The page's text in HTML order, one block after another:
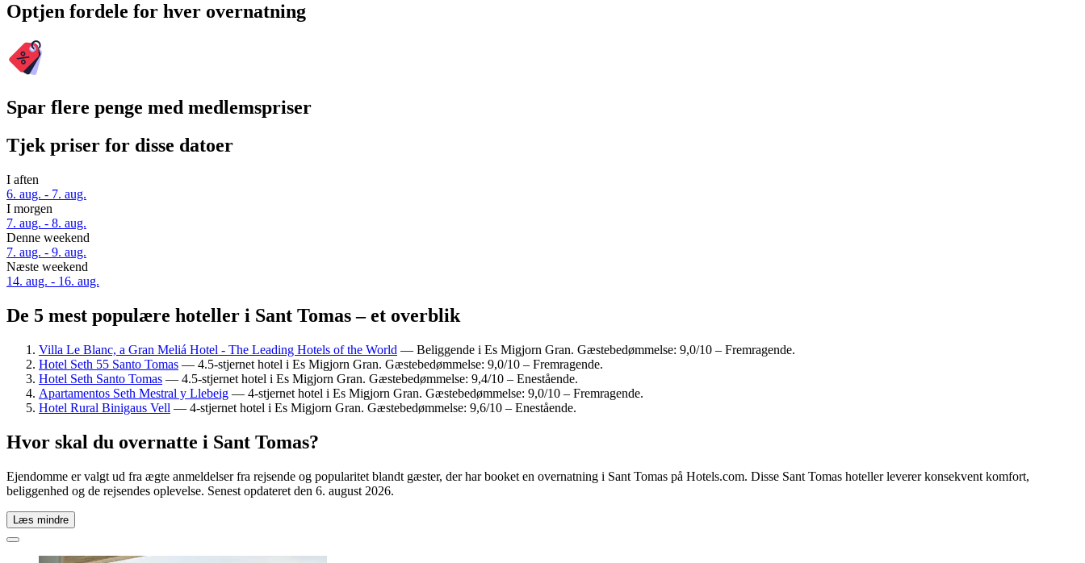
Optjen fordele for hver overnatning
Spar flere penge med medlemspriser
Tjek priser for disse datoer
I aften
6. aug. - 7. aug.
I morgen
7. aug. - 8. aug.
Denne weekend
7. aug. - 9. aug.
Næste weekend
14. aug. - 16. aug.
De 5 mest populære hoteller i Sant Tomas – et overblik
Villa Le Blanc, a Gran Meliá Hotel - The Leading Hotels of the World — Beliggende i Es Migjorn Gran. Gæstebedømmelse: 9,0/10 – Fremragende.
Hotel Seth 55 Santo Tomas — 4.5-stjernet hotel i Es Migjorn Gran. Gæstebedømmelse: 9,0/10 – Fremragende.
Hotel Seth Santo Tomas — 4.5-stjernet hotel i Es Migjorn Gran. Gæstebedømmelse: 9,4/10 – Enestående.
Apartamentos Seth Mestral y Llebeig — 4-stjernet hotel i Es Migjorn Gran. Gæstebedømmelse: 9,0/10 – Fremragende.
Hotel Rural Binigaus Vell — 4-stjernet hotel i Es Migjorn Gran. Gæstebedømmelse: 9,6/10 – Enestående.
Hvor skal du overnatte i Sant Tomas?
Ejendomme er valgt ud fra ægte anmeldelser fra rejsende og popularitet blandt gæster, der har booket en overnatning i Sant Tomas på Hotels.com. Disse Sant Tomas hoteller leverer konsekvent komfort,
beliggenhed og de rejsendes oplevelse. Senest opdateret den 6. august 2026.
Læs mindre